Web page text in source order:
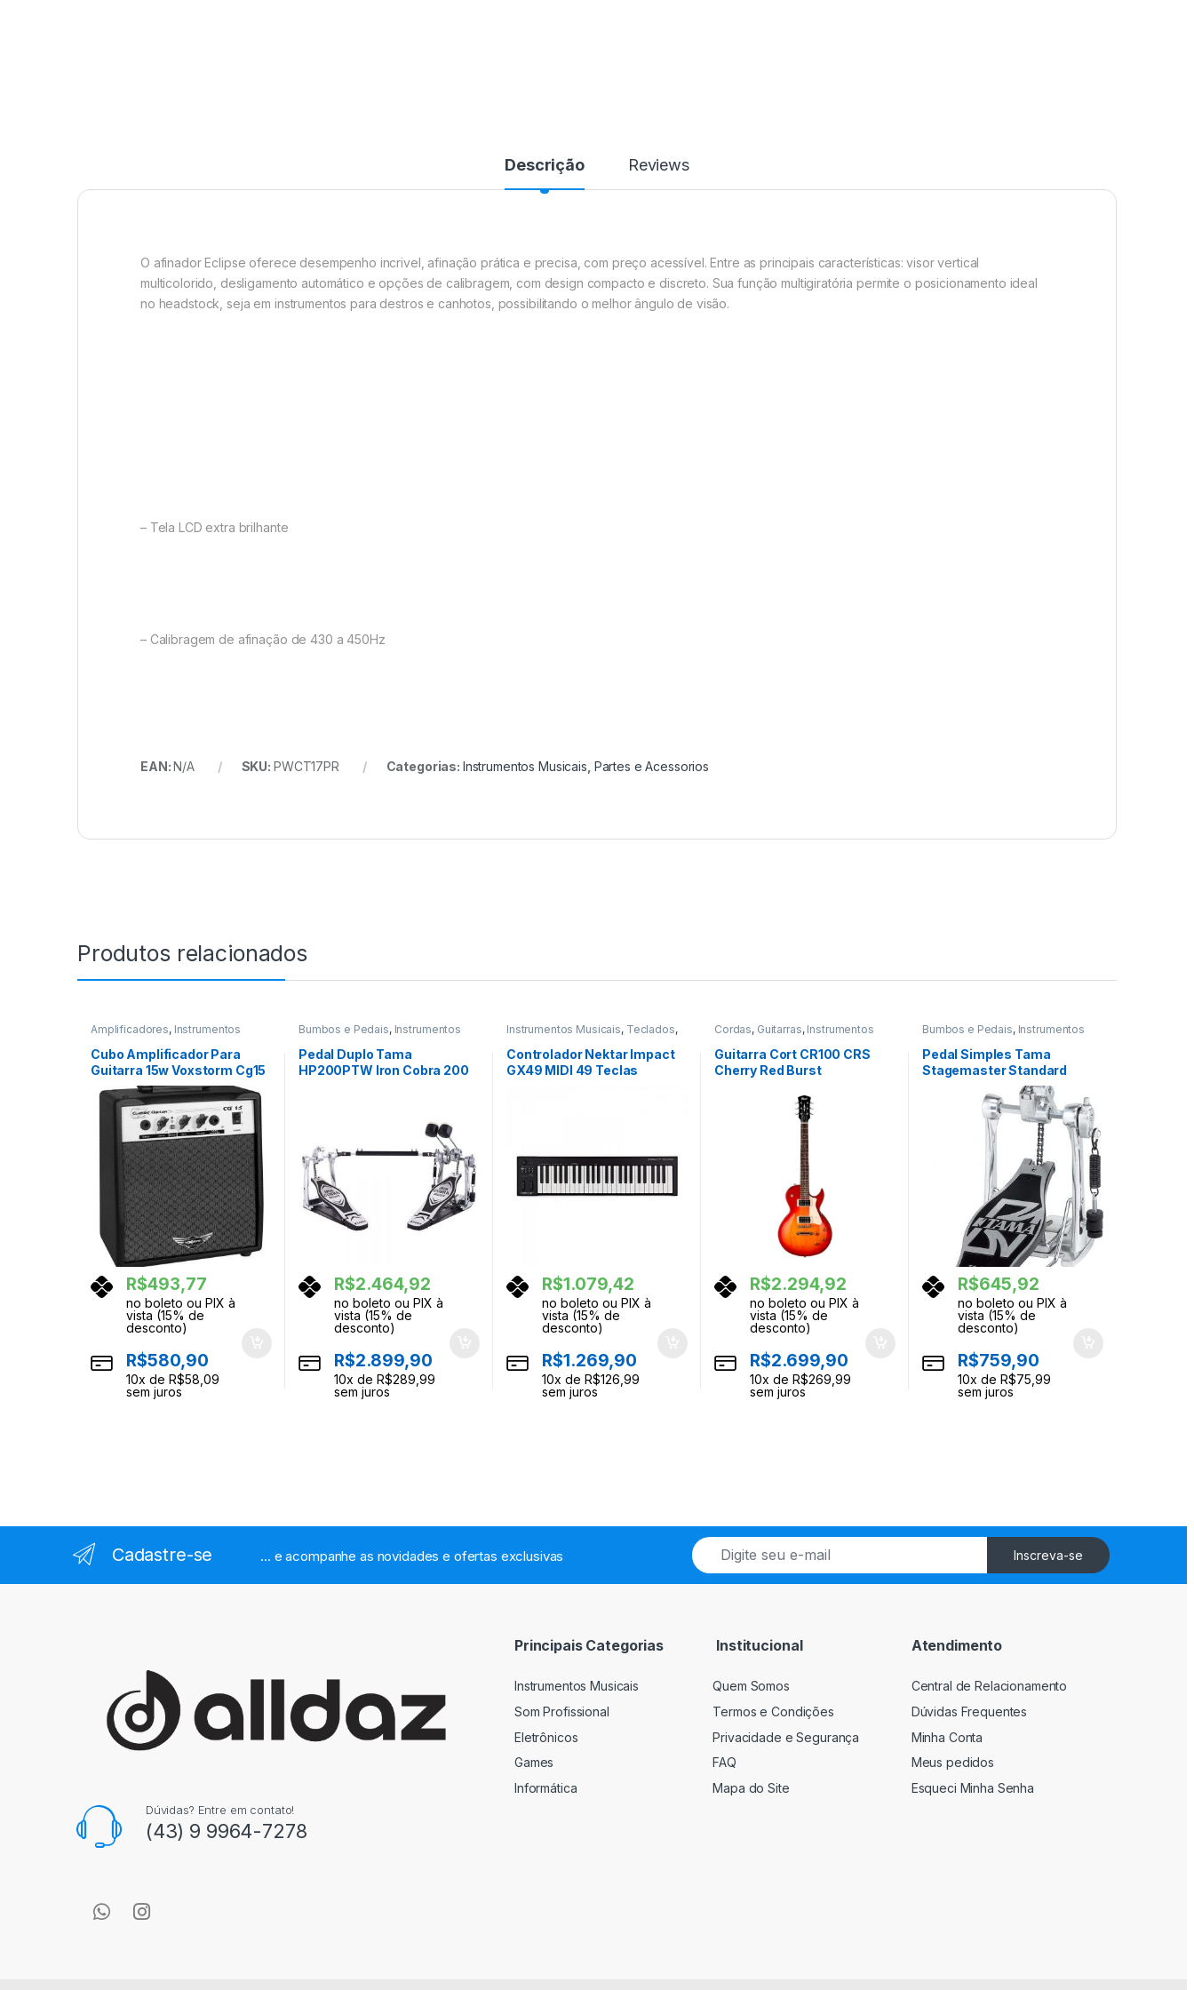
Descrição Reviews
O afinador Eclipse oferece desempenho incrivel , afinação prática e precisa, com preço acessível. Entre as principais características: visor vertical
multicolorido, desligamento automático e opções de calibragem, com design compacto e discreto. Sua funçãomultigiratória permite o posicionamento ideal
no headstock , seja em instrumentos para destros e canhotos, possibilitando o melhor ângulo de visão.
– Tela LCD extra brilhante
– Calibragem de afinação de 430 a 450Hz
EAN:N/A SKU: PWCT17PR Categorias: Instrumentos Musicais Partes e Acessorios
Produtos relacionados
Amplificadores, Instrumentos
Musicais
Cubo Amplificador Para
Guitarra 15w Voxstorm Cg15
R$493,77
no boleto ou PIX à
vista (15% de
desconto)
R$580,90
10x de R$58,09
sem juros
Bumbos e Pedais, Instrumentos
Pedal Duplo Tama
HP200PTW Iron Cobra 200
R$2.464,92
no boleto ou PIX à
vista (15% de
desconto)
R$2.899,90
10x de R$289,99
sem juros
Instrumentos Musicais, Teclados,
Controlador Nektar Impact
GX49 MIDI 49 Teclas
R$1.079,42
no boleto ou PIX à
vista (15% de
desconto)
R$1.269,90
10x de R$126,99
sem juros
Cordas, Guitarras, Instrumentos
Guitarra Cort CR100 CRS
Cherry Red Burst
R$2.294,92
no boleto ou PIX à
vista (15% de
desconto)
R$2.699,90
10x de R$269,99
sem juros
Bumbos e Pedais, Instrumentos
Pedal Simples Tama
Stagemaster Standard
Hp30 Power Glide
R$645,92
no boleto ou PIX à
vista (15% de
desconto)
R$759,90
10x de R$75,99
sem juros
Cadastre-se ... e acompanhe as novidades e ofertas exclusivas
E
m
a
Inscreva-se
Dúvidas? Entre em contato!
(43) 9 9964-7278
Principais Categorias
Instrumentos Musicais
Som Profissional
Eletrônicos
Games
Informática
Institucional
Quem Somos
Termos e Condições
Privacidade e Segurança
FAQ
Mapa do Site
Atendimento
Central de Relacionamento
Dúvidas Frequentes
Minha Conta
Meus pedidos
Esqueci Minha Senha